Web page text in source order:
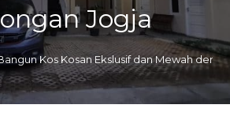
Jogja
Kos Kosan Ekslusif dan Mewah